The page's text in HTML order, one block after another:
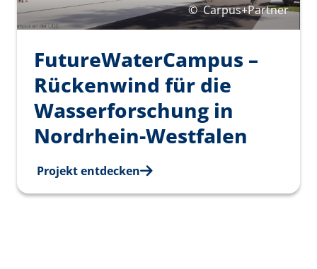
© Carpus+Partner
FutureWaterCampus –
Rückenwind für die
Wasserforschung in
Nordrhein‑Westfalen
Projekt entdecken